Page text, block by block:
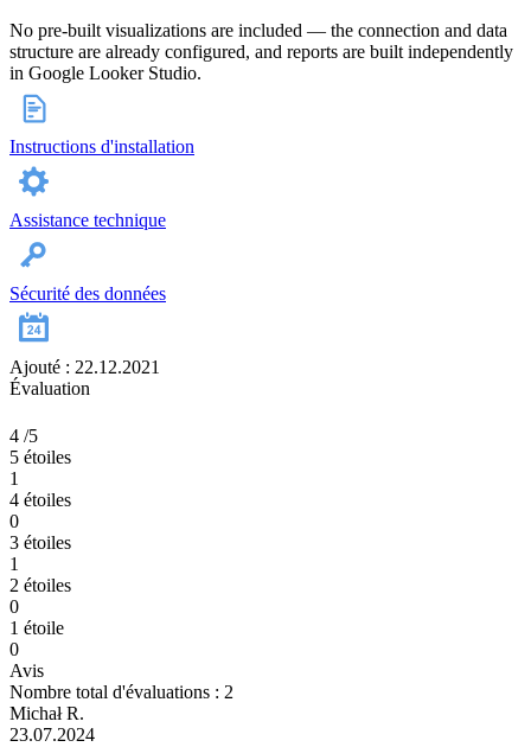
No pre-built visualizations are included — the connection and data
structure are already configured, and reports are built independently
in Google Looker Studio.
Instructions d'installation
Assistance technique
Sécurité des données
Ajouté : 22.12.2021
Évaluation
4 /5
5 étoiles
1
4 étoiles
0
3 étoiles
1
2 étoiles
0
1 étoile
0
Avis
Nombre total d'évaluations : 2
Michał R.
23.07.2024